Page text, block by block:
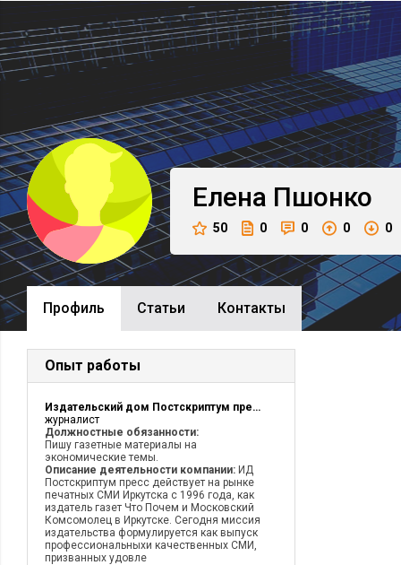
Елена Пшонко
50 0 0 0 0
Профиль Cтатьи Контакты
Опыт работы
Издательский дом Постскриптум пресс
журналист
Должностные обязанности:
Пишу газетные материалы на
экономические темы.
Описание деятельности компании: ИД
Постскриптум пресс действует на рынке
печатных СМИ Иркутска с 1996 года, как
издатель газет Что Почем и Московский
Комсомолец в Иркутске. Сегодня миссия
издательства формулируется как выпуск
профессиональныхи качественных СМИ,
призванных удовле